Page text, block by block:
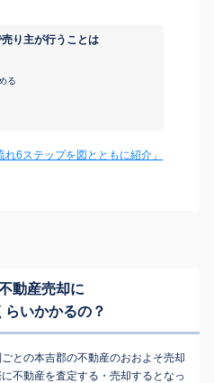
り主が行うことは
る
6ステップを図とともに紹介」
動産売却に
いかかるの？
との本吉郡の不動産のおおよそ売却
不動産を査定する・売却するとなっ